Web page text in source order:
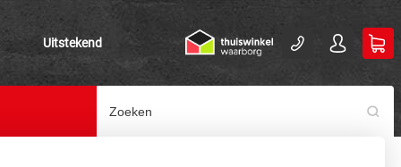
Uitstekend